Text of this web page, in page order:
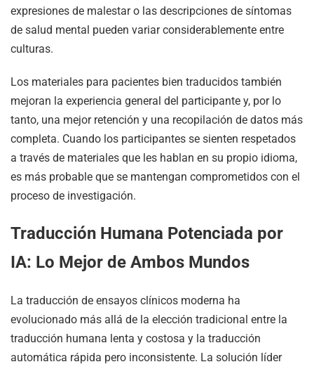
expresiones de malestar o las descripciones de síntomas
de salud mental pueden variar considerablemente entre
culturas.
Los materiales para pacientes bien traducidos también
mejoran la experiencia general del participante y, por lo
tanto, una mejor retención y una recopilación de datos más
completa. Cuando los participantes se sienten respetados
a través de materiales que les hablan en su propio idioma,
es más probable que se mantengan comprometidos con el
proceso de investigación.
Traducción Humana Potenciada por
IA: Lo Mejor de Ambos Mundos
La traducción de ensayos clínicos moderna ha
evolucionado más allá de la elección tradicional entre la
traducción humana lenta y costosa y la traducción
automática rápida pero inconsistente. La solución líder